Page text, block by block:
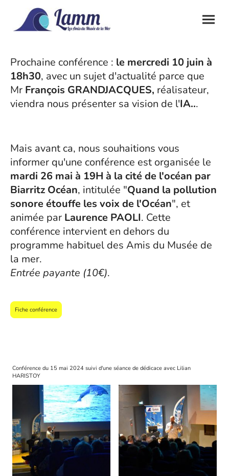
Prochaine conférence : le mercredi 10 juin à
18h30, avec un sujet d'actualité parce que
Mr François GRANDJACQUES, réalisateur,
viendra nous présenter sa vision de l'IA...
Mais avant ca, nous souhaitions vous
informer qu'une conférence est organisée le
mardi 26 mai à 19H à la cité de l'océan par
Biarritz Océan, intitulée "Quand la pollution
sonore étouffe les voix de l'Océan", et
animée par Laurence PAOLI. Cette
conférence intervient en dehors du
programme habituel des Amis du Musée de
la mer.
Entrée payante (10€).
Fiche conférence
Conférence du 15 mai 2024 suivi d'une séance de dédicace avec Lilian
HARISTOY